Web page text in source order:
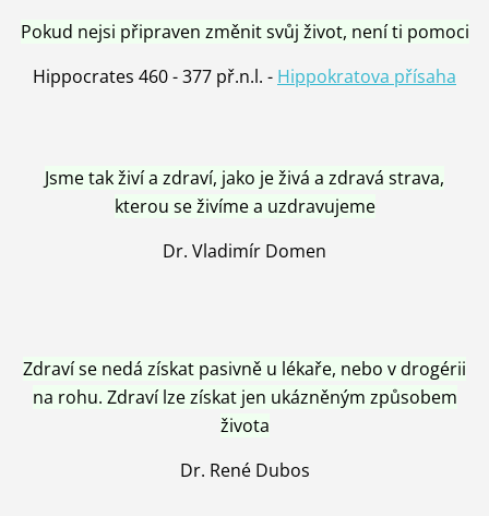
Pokud nejsi připraven změnit svůj život, není ti pomoci
Hippocrates 460 - 377 př.n.l. - Hippokratova přísaha
Jsme tak živí a zdraví, jako je živá a zdravá strava,
kterou se živíme a uzdravujeme
Dr. Vladimír Domen
Zdraví se nedá získat pasivně u lékaře, nebo v drogérii
na rohu. Zdraví lze získat jen ukázněným způsobem
života
Dr. René Dubos